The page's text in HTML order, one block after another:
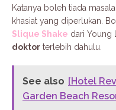
Katanya boleh tiada
khasiat yang diperlukan.
Slique Shake dari Young
doktor terlebih dahulu.
See also [Hotel
Garden Beach